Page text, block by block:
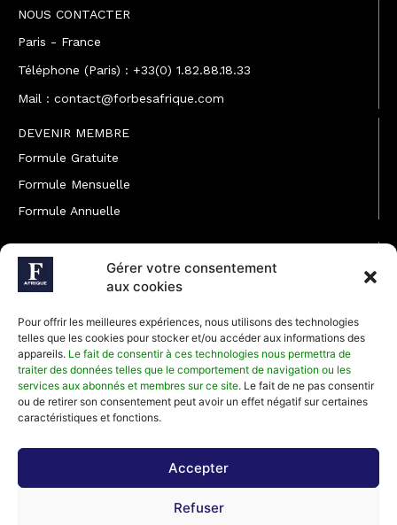
Gérer votre consentement
aux cookies
Pour offrir les meilleures expériences, nous utilisons des technologies
telles que les cookies pour stocker et/ou accéder aux informations des
appareils. Le fait de consentir à ces technologies nous permettra de
traiter des données telles que le comportement de navigation ou les
services aux abonnés et membres sur ce site. Le fait de ne pas consentir
ou de retirer son consentement peut avoir un effet négatif sur certaines
caractéristiques et fonctions.
Accepter
Refuser
NOUS CONTACTER
Paris - France
Téléphone (Paris) : +33(0) 1.82.88.18.33
Mail : contact@forbesafrique.com
DEVENIR MEMBRE
Formule Gratuite
Formule Mensuelle
Formule Annuelle
JOINDRE L'ÉQUIPE
Rédaction
Développement commercial
Communiquer avec Forbes Afrique
Média Kit 2026
Abonnez-vous à la newsletter de Forbes Afrique et recevez
régulièrement nos meilleurs articles